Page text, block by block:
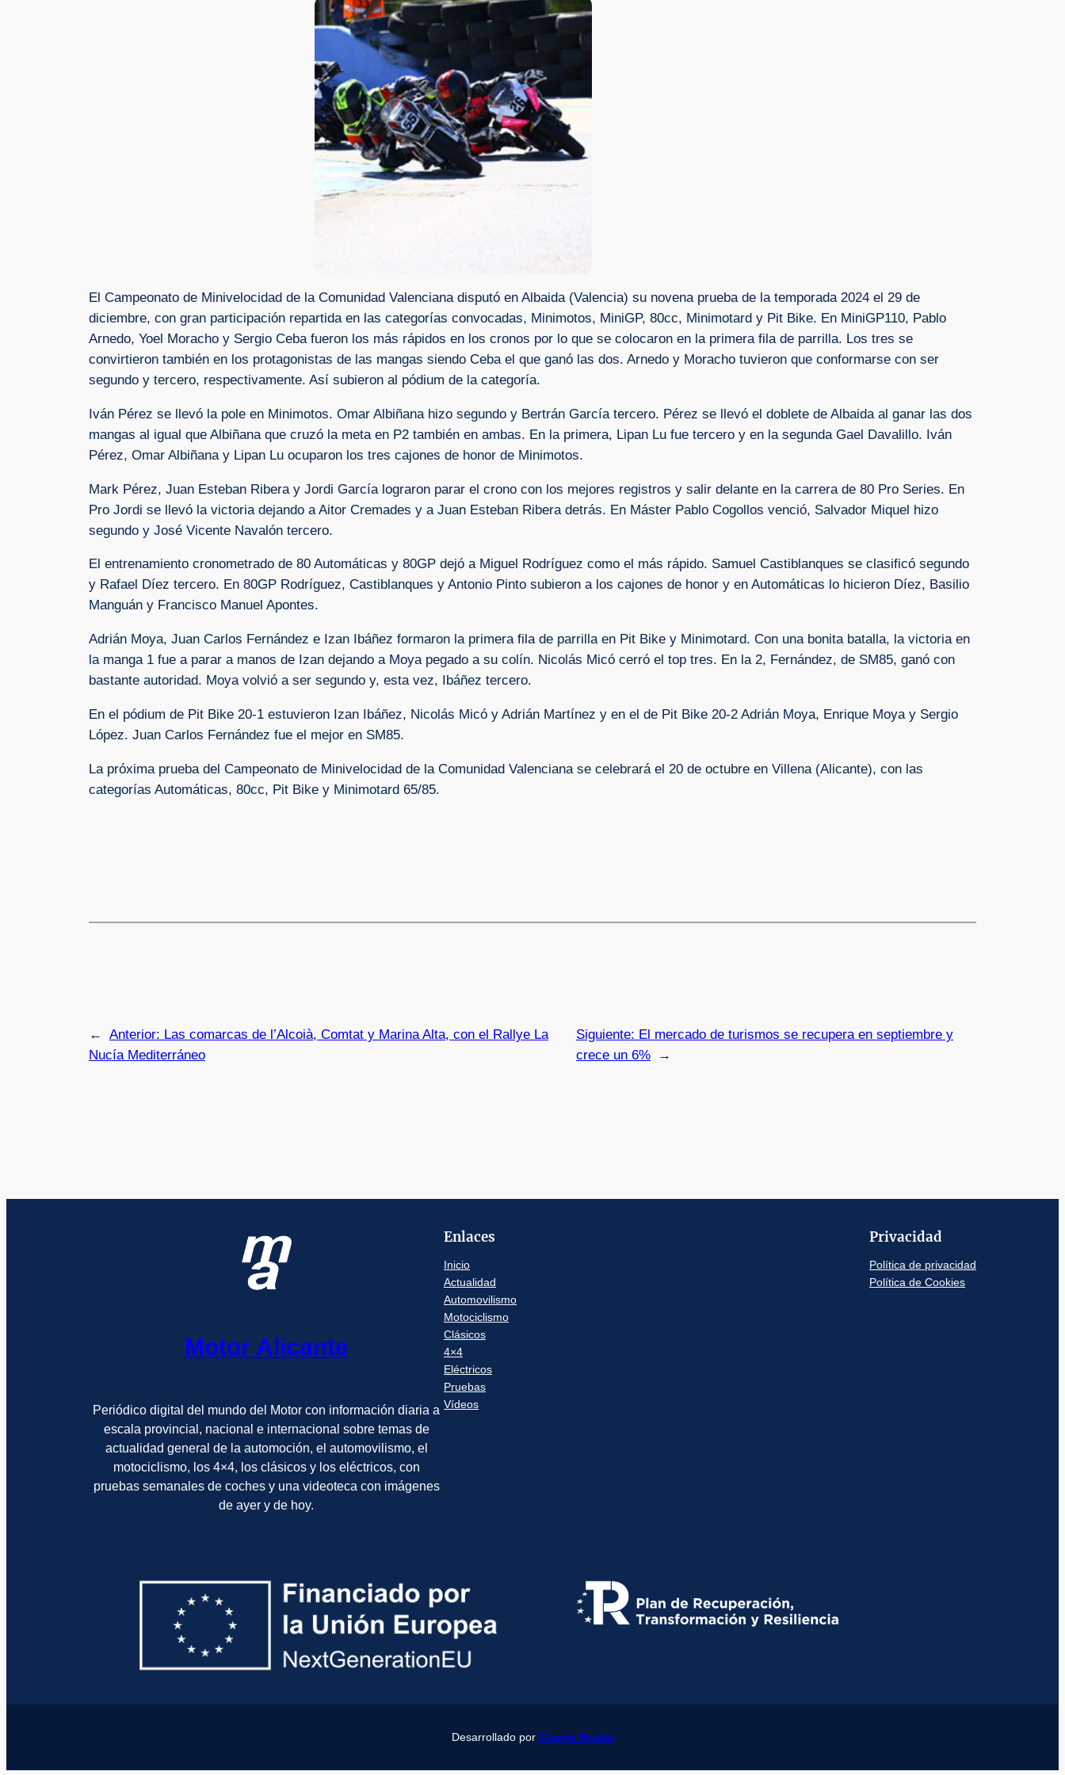
El Campeonato de Minivelocidad de la Comunidad Valenciana disputó en Albaida (Valencia) su novena prueba de la temporada 2024 el 29 de
diciembre, con gran participación repartida en las categorías convocadas, Minimotos, MiniGP, 80cc, Minimotard y Pit Bike. En MiniGP110, Pablo
Arnedo, Yoel Moracho y Sergio Ceba fueron los más rápidos en los cronos por lo que se colocaron en la primera fila de parrilla. Los tres se
convirtieron también en los protagonistas de las mangas siendo Ceba el que ganó las dos. Arnedo y Moracho tuvieron que conformarse con ser
segundo y tercero, respectivamente. Así subieron al pódium de la categoría.
Iván Pérez se llevó la pole en Minimotos. Omar Albiñana hizo segundo y Bertrán García tercero. Pérez se llevó el doblete de Albaida al ganar las dos
mangas al igual que Albiñana que cruzó la meta en P2 también en ambas. En la primera, Lipan Lu fue tercero y en la segunda Gael Davalillo. Iván
Pérez, Omar Albiñana y Lipan Lu ocuparon los tres cajones de honor de Minimotos.
Mark Pérez, Juan Esteban Ribera y Jordi García lograron parar el crono con los mejores registros y salir delante en la carrera de 80 Pro Series. En
Pro Jordi se llevó la victoria dejando a Aitor Cremades y a Juan Esteban Ribera detrás. En Máster Pablo Cogollos venció, Salvador Miquel hizo
segundo y José Vicente Navalón tercero.
El entrenamiento cronometrado de 80 Automáticas y 80GP dejó a Miguel Rodríguez como el más rápido. Samuel Castiblanques se clasificó segundo
y Rafael Díez tercero. En 80GP Rodríguez, Castiblanques y Antonio Pinto subieron a los cajones de honor y en Automáticas lo hicieron Díez, Basilio
Manguán y Francisco Manuel Apontes.
Adrián Moya, Juan Carlos Fernández e Izan Ibáñez formaron la primera fila de parrilla en Pit Bike y Minimotard. Con una bonita batalla, la victoria en
la manga 1 fue a parar a manos de Izan dejando a Moya pegado a su colín. Nicolás Micó cerró el top tres. En la 2, Fernández, de SM85, ganó con
bastante autoridad. Moya volvió a ser segundo y, esta vez, Ibáñez tercero.
En el pódium de Pit Bike 20-1 estuvieron Izan Ibáñez, Nicolás Micó y Adrián Martínez y en el de Pit Bike 20-2 Adrián Moya, Enrique Moya y Sergio
López. Juan Carlos Fernández fue el mejor en SM85.
La próxima prueba del Campeonato de Minivelocidad de la Comunidad Valenciana se celebrará el 20 de octubre en Villena (Alicante), con las
categorías Automáticas, 80cc, Pit Bike y Minimotard 65/85.
← Anterior: Las comarcas de l’Alcoià, Comtat y Marina Alta, con el Rallye La
Nucía Mediterráneo
Siguiente: El mercado de turismos se recupera en septiembre y
crece un 6%
→
Motor Alicante
Periódico digital del mundo del Motor con información diaria a
escala provincial, nacional e internacional sobre temas de
actualidad general de la automoción, el automovilismo, el
motociclismo, los 4×4, los clásicos y los eléctricos, con
pruebas semanales de coches y una videoteca con imágenes
de ayer y de hoy.
Enlaces
Inicio
Actualidad
Automovilismo
Motociclismo
Clásicos
4×4
Eléctricos
Pruebas
Vídeos
Privacidad
Política de privacidad
Política de Cookies
Desarrollado por Girona Studio